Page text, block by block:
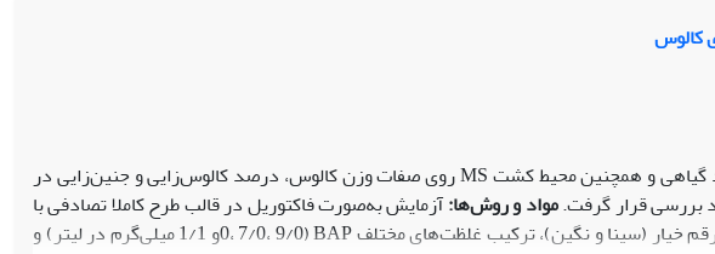
هدف این تحقیق، اثر مختلف تنظیم‌کننده‌های رشد گیاهی و همچنین محیط کشت MS روی صفات وزن کالوس، درصد کالوس‌زایی و جنین‌زایی در
بررسی قرار گرفت.مواد و روش‌ها:آزمایش به‌صورت فاکتوریل در قالب طرح کاملا تصادفی با
سه تکرار انجام شد. در آزمایش القای کالوس، فاکتورها شامل دو رقم خیار (سینا و نگین)، ترکیب غلظت‌های مختلف BAP (0، 7/0، 9/0و 1/1 میلی‌گرم در لیتر) و